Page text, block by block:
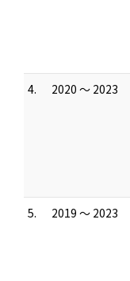
4. 2020 ～ 2023
5. 2019 ～ 2023